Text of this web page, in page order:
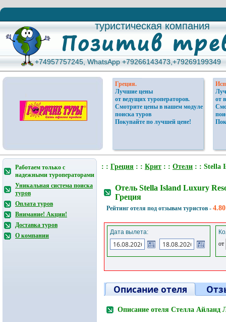
туристическая компания
туристическая компания
+74957757245, WhatsApp +79266143473,+79269199349
+74957757245, WhatsApp +79266143473,+79269199349
Греция.
Лучшие цены
от ведущих туроператоров.
Смотрите цены в нашем модуле
поиска туров
Покупайте по лучшей цене!
от
Работаем только с
надежными туроператорами
Уникальная система поиска
туров
Оплата туров
Внимание! Акции!
Доставка туров
О компании
: : Греция : : Крит : : Отели : : Stella
Отель Stella Island Luxury
Греция
Рейтинг отеля под отзывам туристов -
Дата вылета:
от
Описание отеля
Описание отеля Стелла